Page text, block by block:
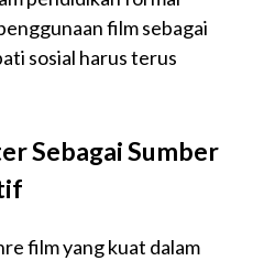
film sebagai
sosial harus terus
Sebagai Sumber
film yang kuat dalam